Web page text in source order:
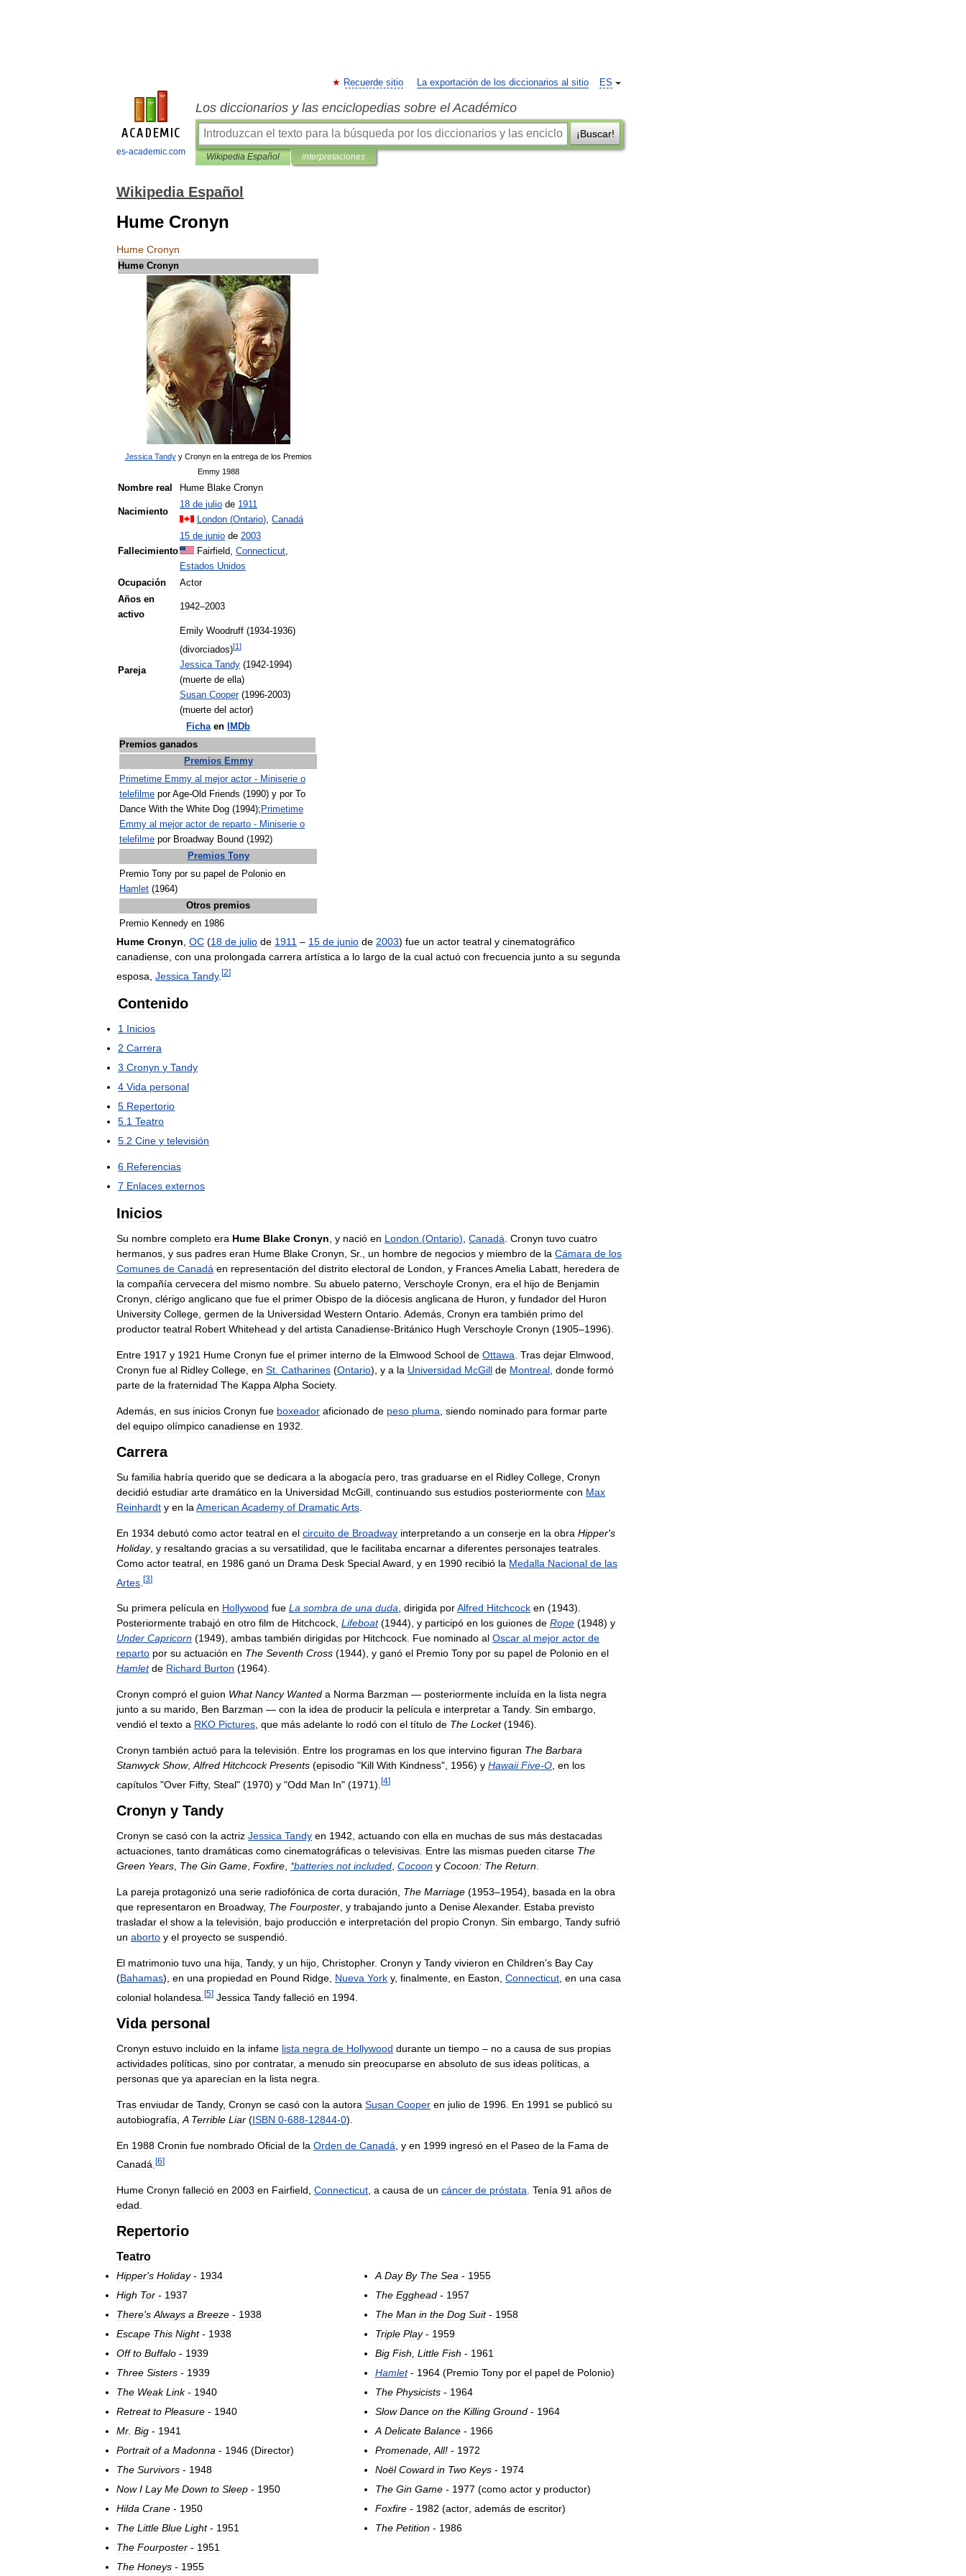
es-academic.com
ES
Recuerde sitio La exportación de los diccionarios al sitio
Los diccionarios y las enciclopedias sobre el Académico
¡Buscar!
Wikipedia Español interpretaciones
Wikipedia Español
Hume Cronyn
Hume Cronyn
Hume Cronyn
Jessica Tandy y Cronyn en la entrega de los Premios
Emmy 1988
Nombre real Hume Blake Cronyn
Nacimiento
18 de julio de 1911
London (Ontario), Canadá
Fallecimiento
15 de junio de 2003
Fairfield, Connecticut,
Estados Unidos
Ocupación
Actor
Años en
activo
1942–2003
Pareja
Emily Woodruff (1934-1936)
(divorciados)[1]
Jessica Tandy (1942-1994)
(muerte de ella)
Susan Cooper(1996-2003)
(muerte del actor)
Ficha en
IMDb
Premios ganados
Premios Emmy
Primetime Emmy al mejor actor- Miniserie o
telefilme por Age-Old Friends (1990) y por
To
Dance With the White Dog (1994); Primetime
Emmy al mejor actor de reparto - Miniserie o
telefilme por Broadway Bound (1992)
Premios Tony
Premio
Tony por su papel de Polonio en
Hamlet (1964)
Otros premios
Premio Kennedy en 1986
Hume Cronyn OC (18 de julio de 1911 – 15 de junio de 2003) fue un actor teatral y cinematográfico
canadiense con una prolongada carrera artística a lo largo de la cual actuó con frecuencia junto a su segunda
esposa Jessica Tandy. [2]
Contenido
1 Inicios
2 Carrera
3 Cronyn y Tandy
4 Vida personal
5 Repertorio
5 1 Teatro
5 2 Cine y televisión
6 Referencias
7 Enlaces externos
Inicios
Su nombre completo era Hume Blake Cronyn y nació en London (Ontario) Canadá Cronyn tuvo cuatro
hermanos y sus padres eran Hume Blake Cronyn Sr., un hombre de negocios y miembro de la Cámara de los
Comunes de Canadá en representación del distrito electoral de London y FrancesAmelia Labatt heredera de
la compañía cervecera del mismo nombre Su abuelo paterno Verschoyle Cronyn era el hijo de Benjamin
Cronyn clérigo anglicano que fue el primer Obispo de la diócesis anglicana de Huron y fundador del Huron
University College germen de la Universidad Western Ontario Además Cronyn era también primo del
productor teatral Robert Whitehead y del artista Canadiense-Británico Hugh Verschoyle Cronyn (1905–1996).
Entre 1917 y 1921 Hume Cronyn fue el primer interno de la Elmwood School de Ottawa Tras dejar Elmwood
Cronyn fue al Ridley College en St Catharines (Ontario), y a la Universidad McGill de Montreal donde formó
parte de la fraternidad The Kappa Alpha Society.
Además en sus inicios Cronyn fue boxeador aficionado de peso pluma siendo nominado para formar parte
del equipo olímpico canadiense en 1932
Carrera
Su familia habría querido que se dedicara a la abogacía pero tras graduarse en el Ridley College Cronyn
decidió estudiar arte dramático en la Universidad McGill continuando sus estudios posteriormente con Max
Reinhardt y en la American Academy of DramaticArts
En 1934 debutó como actor teatral en el circuito de Broadway interpretando a un conserje en la obra Hipper's
Holiday, y resaltando gracias a su versatilidad que le facilitaba encarnar a diferentes personajes teatrales
Como actor teatral en 1986 ganó un Drama Desk SpecialAward y en 1990 recibió la Medalla Nacional de las
Artes [3]
Su primera película en Hollywood fue La sombra de una duda, dirigida porAlfred Hitchcock en (1943).
Posteriormente trabajó en otro film de Hitchcock, Lifeboat(1944), y participó en los guiones de Rope (1948) y
Under Capricorn (1949), ambas también dirigidas por Hitchcock. Fue nominado al Oscar al mejor actor de
reparto por su actuación en The Seventh Cross (1944), y ganó el Premio Tony por su papel de Polonio en el
Hamlet de Richard Burton (1964).
Cronyn compró el guion What Nancy Wanted a Norma Barzman — posteriormente incluída en la lista negra
junto a su marido, Ben Barzman — con la idea de producir la película e interpretar a Tandy. Sin embargo,
vendió el texto a RKO Pictures, que más adelante lo rodó con el título de The Locket(1946).
Cronyn también actuó para la televisión. Entre los programas en los que intervino figuran The Barbara
Stanwyck Show,Alfred Hitchcock Presents (episodio "Kill With Kindness", 1956) y Hawaii Five-O, en los
capítulos "Over Fifty, Steal" (1970) y "Odd Man In" (1971). [4]
Cronyn y Tandy
Cronyn se casó con la actriz Jessica Tandy en 1942 actuando con ella en muchas de sus más destacadas
actuaciones tanto dramáticas como cinematográficas o televisivas Entre las mismas pueden citarse The
Green Years The Gin Game Foxfire *batteries not included Cocoon y Cocoon: The Return
La pareja protagonizó una serie radiofónica de corta duración The Marriage (1953–1954), basada en la obra
que representaron en Broadway, The Fourposter y trabajando junto a DeniseAlexander. Estaba previsto
trasladar el show a la televisión bajo producción e interpretación del propio Cronyn Sin embargo Tandy sufrió
un aborto y el proyecto se suspendió
El matrimonio tuvo una hija Tandy, y un hijo Christopher. Cronyn y Tandy vivieron en Children's Bay Cay
(Bahamas), en una propiedad en Pound Ridge Nueva York y, finalmente en Easton Connecticut en una casa
colonial holandesa [5] Jessica Tandy falleció en 1994
Vida personal
Cronyn estuvo incluido en la infame lista negra de Hollywood durante un tiempo – no a causa de sus propias
actividades políticas sino por contratar, a menudo sin preocuparse en absoluto de sus ideas políticas a
personas que ya aparecían en la lista negra
Tras enviudar de Tandy, Cronyn se casó con la autora Susan Cooper en julio de 1996 En 1991 se publicó su
autobiografía A Terrible Liar (ISBN 0-688-12844-0).
En 1988 Cronin fue nombrado Oficial de la Orden de Canadá y en 1999 ingresó en el Paseo de la Fama de
Canadá [6]
Hume Cronyn falleció en 2003 en Fairfield, Connecticut, a causa de un cáncer de próstata. Tenía 91 años de
edad.
Repertorio
Teatro
Hipper's Holiday- 1934
High Tor - 1937
There's Always a Breeze - 1938
Escape This Night- 1938
Off to Buffalo - 1939
Three Sisters - 1939
The Weak Link- 1940
Retreat to Pleasure - 1940
Mr. Big - 1941
Portrait of a Madonna - 1946 (Director)
The Survivors - 1948
Now I Lay Me Down to Sleep - 1950
Hilda Crane - 1950
The Little Blue Light- 1951
The Fourposter - 1951
The Honeys - 1955
A Day By The Sea- 1955
The Egghead- 1957
The Man in the Dog Suit- 1958
Triple Play- 1959
Big Fish, Little Fish - 1961
Hamlet- 1964(Premio Tony por el papel de Polonio)
The Physicists- 1964
Slow Dance on the Killing Ground- 1964
A Delicate Balance- 1966
Promenade,All!- 1972
Noël Coward in Two Keys- 1974
The Gin Game- 1977 (como actor y productor)
Foxfire- 1982 (actor, además de escritor)
The Petition- 1986